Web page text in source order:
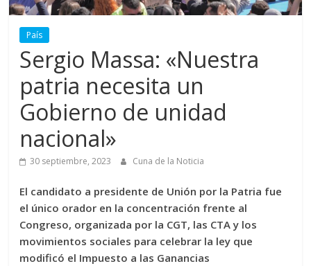
País
Sergio Massa: «Nuestra
patria necesita un
Gobierno de unidad
nacional»
30 septiembre, 2023 Cuna de la Noticia
El candidato a presidente de Unión por la Patria fue
el único orador en la concentración frente al
Congreso, organizada por la CGT, las CTA y los
movimientos sociales para celebrar la ley que
modificó el Impuesto a las Ganancias